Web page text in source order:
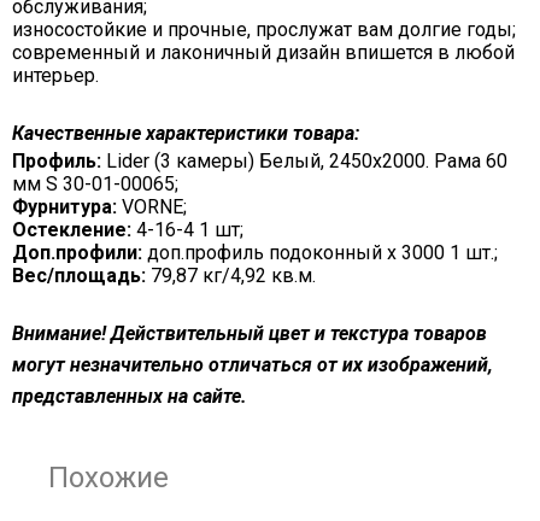
обслуживания;
износостойкие и прочные, прослужат вам долгие годы;
современный и лаконичный дизайн впишется в любой
интерьер.
Качественные характеристики товара:
Профиль: Lider (3 камеры) Белый, 2450х2000. Рама 60
мм S 30-01-00065;
Фурнитура: VORNE;
Остекление: 4-16-4 1 шт;
Доп.профили: доп.профиль подоконный х 3000 1 шт.;
Вес/площадь: 79,87 кг/4,92 кв.м.
Внимание! Действительный цвет и текстура товаров
могут незначительно отличаться от их изображений,
представленных на сайте.
Похожие